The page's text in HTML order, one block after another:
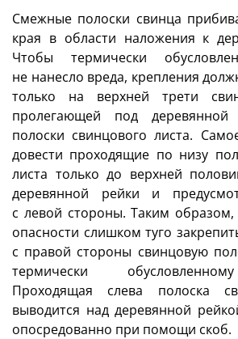
Смежные полоски свинца
края в области наложения к
Чтобы термически
не нанесло вреда, крепления
только на верхней трети
пролегающей под деревянной
полоски свинцового листа.
довести проходящие по низу
листа только до верхней
деревянной рейки и
с левой стороны. Таким
опасности слишком туго
с правой стороны свинцовую
термически
Проходящая слева полоска
выводится над деревянной
опосредованно при помощи скоб.